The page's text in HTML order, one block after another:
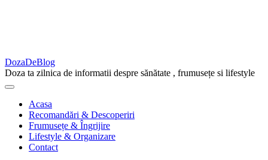
DozaDeBlog
Doza ta zilnica de informatii despre sănătate , frumusețe si lifestyle
Acasa
Recomandări & Descoperiri
Frumusețe & Îngrijire
Lifestyle & Organizare
Contact